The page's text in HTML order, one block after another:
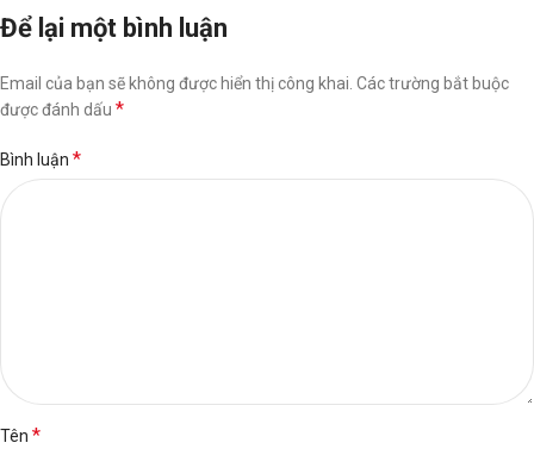
Để lại một bình luận
Email của bạn sẽ không được hiển thị công khai. Các trường bắt buộc
được đánh dấu *
Bình luận *
Tên *